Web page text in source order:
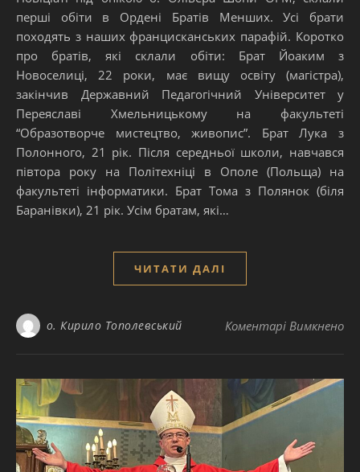
перші обіти в Ордені Братів Менших. Усі брати
походять з наших францисканських парафій. Коротко
про братів, які склали обіти: Брат Йоаким з
Новоселиці, 22 роки, має вищу освіту (магістра),
закінчив Державний Педагогічний Університет у
Переяславі Хмельницькому на факультеті
“Образотворче мистецтво, живопис”. Брат Лука з
Полонного, 21 рік. Після середньої школи, навчався
півтора року на Політехніці в Ополе (Польща) на
факультеті інформатики. Брат Тома з Полянок (біля
Баранівки), 21 рік. Усім братам, які…
ЧИТАТИ ДАЛІ
о. Кирило Тополевський Коментарі Вимкненодо